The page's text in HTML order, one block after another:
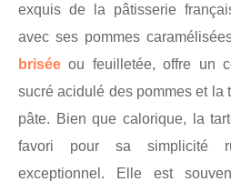
exquis de la pâtisserie
avec ses pommes
brisée ou feuilletée, offre un
sucré acidulé des pommes et la
pâte. Bien que calorique, la
favori pour sa simplicité
exceptionnel. Elle est